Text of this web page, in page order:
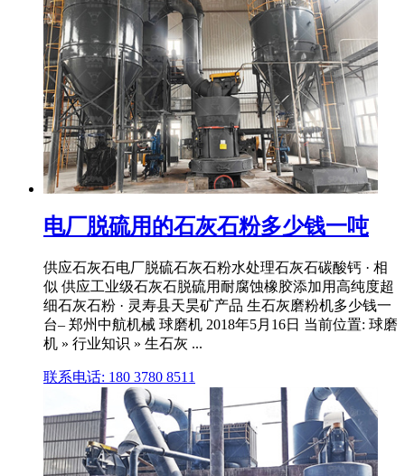
电厂脱硫用的石灰石粉多少钱一吨
供应石灰石电厂脱硫石灰石粉水处理石灰石碳酸钙 · 相
似 供应工业级石灰石脱硫用耐腐蚀橡胶添加用高纯度超
细石灰石粉 · 灵寿县天昊矿产品 生石灰磨粉机多少钱一
台– 郑州中航机械 球磨机 2018年5月16日 当前位置: 球磨
机 » 行业知识 » 生石灰 ...
联系电话: 180 3780 8511